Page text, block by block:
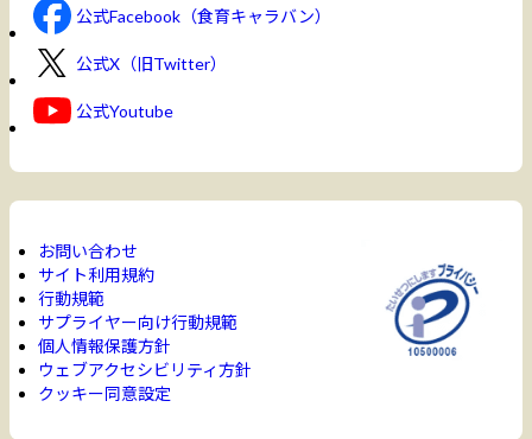
公式Facebook（食育キャラバン）
公式X（旧Twitter）
公式Youtube
お問い合わせ
サイト利用規約
行動規範
サプライヤー向け行動規範
個人情報保護方針
ウェブアクセシビリティ方針
クッキー同意設定